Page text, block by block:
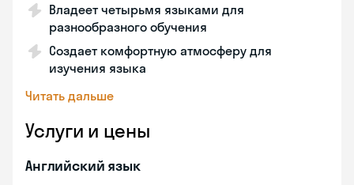
Владеет четырьмя языками для
разнообразного обучения
Создает комфортную атмосферу для
изучения языка
Читать дальше
Услуги и цены
Английский язык